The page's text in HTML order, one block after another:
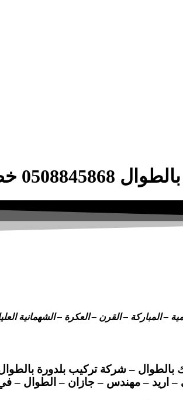
– شركة الصفوة
المباركة – القرن – العكرة – الشهمانية
بالطوال – شركة تركيب بلدورة
اريد – مهندس – جازان – الطوال –